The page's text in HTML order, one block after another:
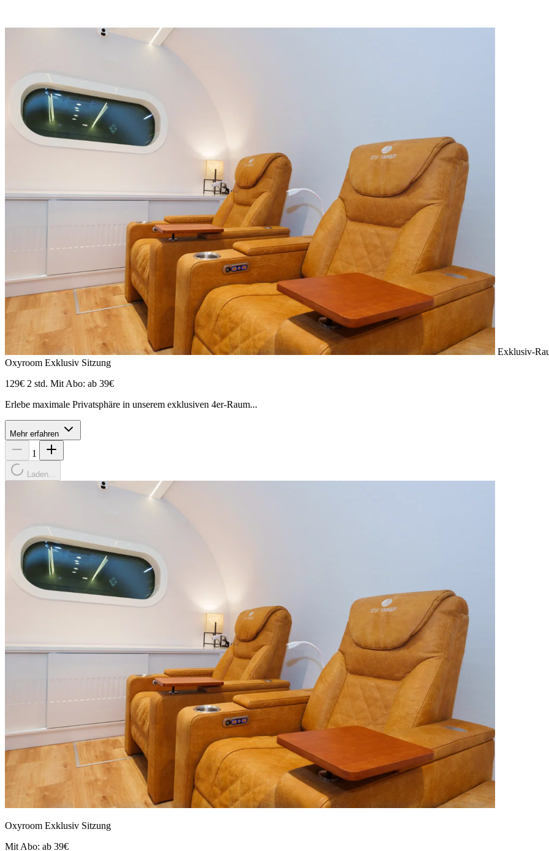
Exklusiv-
Oxyroom Exklusiv Sitzung
129€ 2 std. Mit Abo: ab 39€
Erlebe maximale Privatsphäre in unserem exklusiven 4er-Raum...
Mehr erfahren
1
Laden...
Oxyroom Exklusiv Sitzung
Mit Abo: ab 39€